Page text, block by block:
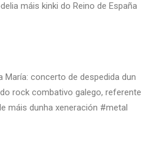
máis kinki do Reino de España
María: concerto de despedida dun
rock combativo galego, referente
máis dunha xeneración #metal